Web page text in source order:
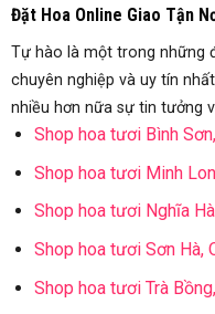
Đặt Hoa Online Giao Tận
Tự hào là một trong những
chuyên nghiệp và uy tín
nhiều hơn nữa sự tin tưởng
Shop hoa tươi Bình
Shop hoa tươi Minh
Shop hoa tươi Nghĩa
Shop hoa tươi Sơn Hà,
Shop hoa tươi Trà